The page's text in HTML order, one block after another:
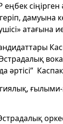
сіңірген
дамуына
атағына
әртісі”